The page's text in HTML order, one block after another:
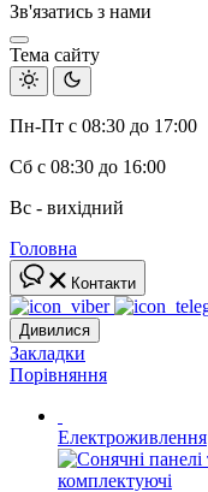
Зв'язатись з нами
Тема сайту
Пн-Пт с 08:30 до 17:00
Сб с 08:30 до 16:00
Вс - вихідний
Головна
Контакти
Дивилися
Закладки
Порівняння
Електроживлення
комплектуючі